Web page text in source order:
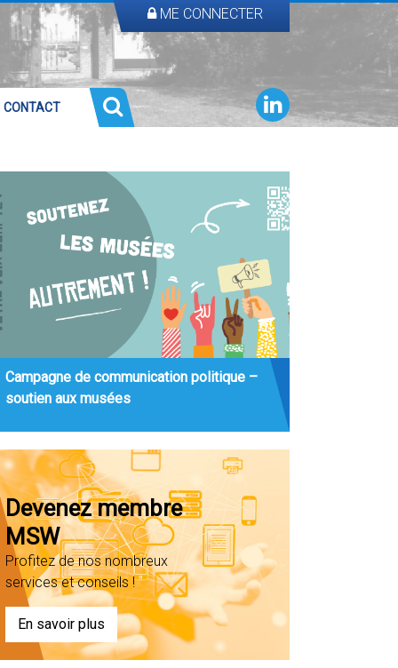
ME CONNECTER
CONTACT
Campagne de communication politique –
soutien aux musées
Devenez membre
MSW
Profitez de nos nombreux
services et conseils !
En savoir plus